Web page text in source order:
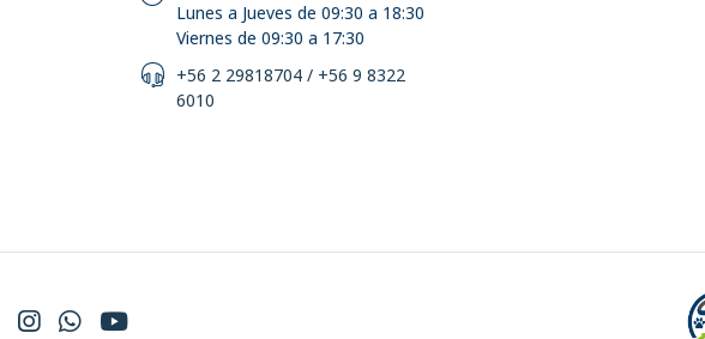
Lunes a Jueves de 09:30 a 18:30
Viernes de 09:30 a 17:30
+56 2 29818704 / +56 9 8322
6010